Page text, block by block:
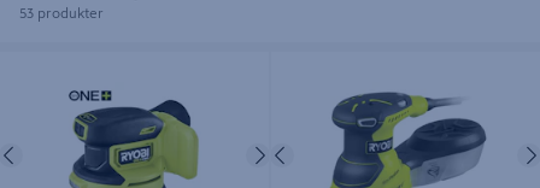
53 produkter
Föregående NästaFöregående